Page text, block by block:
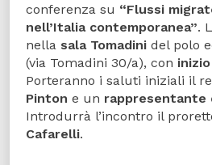
conferenza su “Flussi
nell’Italia contemporanea”.
nella sala Tomadini del polo
(via Tomadini 30/a), con
Porteranno i saluti iniziali il
Pinton e un rappresentante
Introdurrà l’incontro il
Cafarelli.